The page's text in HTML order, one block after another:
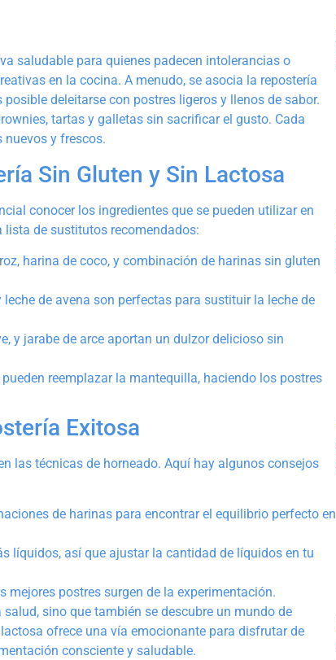
saludable para quienes padecen intolerancias o
en la cocina. A menudo, se asocia la repostería
deleitarse con postres ligeros y llenos de sabor.
tartas y galletas sin sacrificar el gusto. Cada
nuevos y frescos.
Sin Gluten y Sin Lactosa
conocer los ingredientes que se pueden utilizar en
lista de sustitutos recomendados:
harina de coco, y combinación de harinas sin gluten
leche de avena son perfectas para sustituir la leche de
y jarabe de arce aportan un dulzor delicioso sin
reemplazar la mantequilla, haciendo los postres
Exitosa
las técnicas de horneado. Aquí hay algunos consejos
de harinas para encontrar el equilibrio perfecto en
líquidos, así que ajustar la cantidad de líquidos en tu
mejores postres surgen de la experimentación.
sino que también se descubre un mundo de
ofrece una vía emocionante para disfrutar de
consciente y saludable.